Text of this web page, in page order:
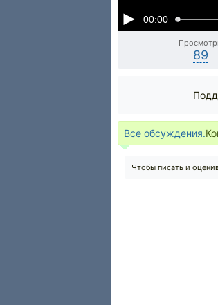
00:00
89
Все обсуждения.
Чтобы писать и